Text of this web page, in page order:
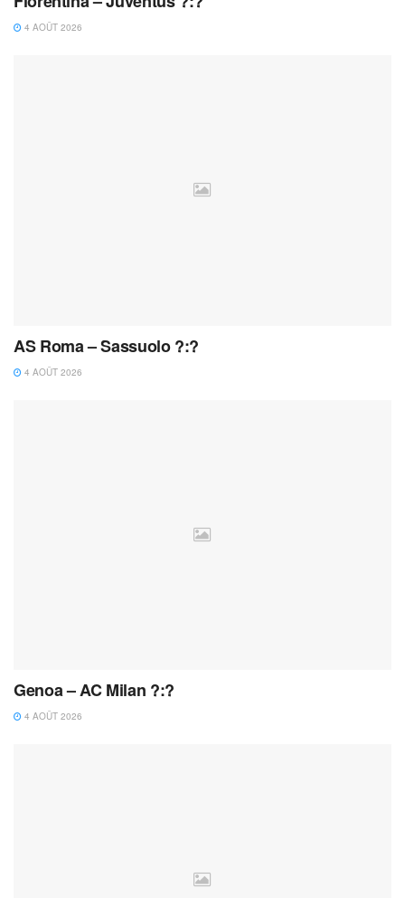
4 AOÛT 2026
AS Roma – Sassuolo ?:?
4 AOÛT 2026
Genoa – AC Milan ?:?
4 AOÛT 2026